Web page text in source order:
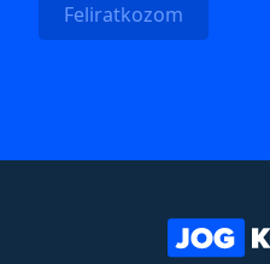
Feliratkozom